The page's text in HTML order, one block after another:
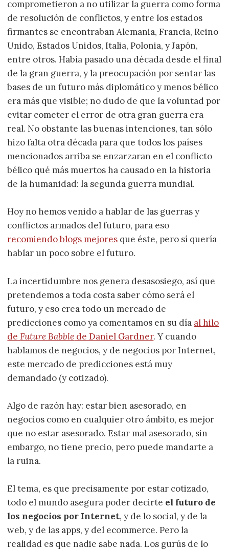
comprometieron a no utilizar la guerra como forma
de resolución de conflictos, y entre los estados
firmantes se encontraban Alemania, Francia, Reino
Unido, Estados Unidos, Italia, Polonia, y Japón,
entre otros. Había pasado una década desde el final
de la gran guerra, y la preocupación por sentar las
bases de un futuro más diplomático y menos bélico
era más que visible; no dudo de que la voluntad por
evitar cometer el error de otra gran guerra era
real. No obstante las buenas intenciones, tan sólo
hizo falta otra década para que todos los países
mencionados arriba se enzarzaran en el conflicto
bélico qué más muertos ha causado en la historia
de la humanidad: la segunda guerra mundial.
Hoy no hemos venido a hablar de las guerras y
conflictos armados del futuro, para eso
recomiendo blogs mejores que éste, pero sí quería
hablar un poco sobre el futuro.
La incertidumbre nos genera desasosiego, así que
pretendemos a toda costa saber cómo será el
futuro, y eso crea todo un mercado de
predicciones como ya comentamos en su día al hilo
deFuture Babble de Daniel Gardner. Y cuando
hablamos de negocios, y de negocios por Internet,
este mercado de predicciones está muy
demandado (y cotizado).
Algo de razón hay: estar bien asesorado, en
negocios como en cualquier otro ámbito, es mejor
que no estar asesorado. Estar mal asesorado, sin
embargo, no tiene precio, pero puede mandarte a
la ruina.
El tema, es que precisamente por estar cotizado,
todo el mundo asegura poder decirte el futuro de
los negocios por Internet, y de lo social, y de la
web, y de las apps, y del ecommerce. Pero la
realidad es que nadie sabe nada. Los gurús de lo